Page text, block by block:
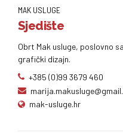
MAK USLUGE
Sjedište
Obrt Mak usluge, poslovno
grafički dizajn.
+385 (0)99 3679 460
mak-usluge.hr